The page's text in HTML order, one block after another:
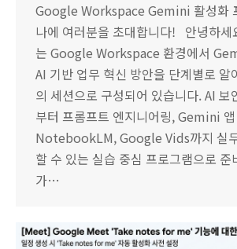
Google Workspace Gemini 활성화
나에 여러분을 초대합니다! 안녕하세
는 Google Workspace 환경에서
AI 기반 업무 혁신 방안을 단계별로 알
의 세션으로 구성되어 있습니다. AI 보
부터 프롬프트 엔지니어링, Gemini
NotebookLM, Google Vids까지 실
할 수 있는 실습 중심 프로그램으로 준
가…